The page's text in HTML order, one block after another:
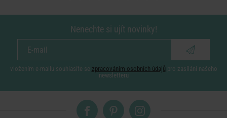
Nenechte si ujít novinky!
vložením e-mailu souhlasíte se zpracováním osobních údajů pro zasílání našeho
newsletteru